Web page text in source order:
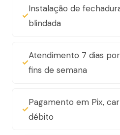
Instalação de
blindada
Atendimento 7 dias
fins de semana
Pagamento em Pix,
débito